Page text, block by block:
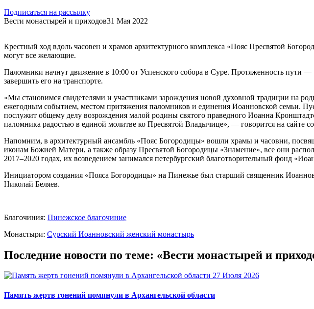
Подписаться на рассылку
Вести монастырей и приходов31 Мая 2022
Крестный ход вдоль часовен и храмов архитектурного комплекса «Пояс Пресвятой
могут все желающие.
Паломники начнут движение в 10:00 от Успенского собора в Суре. Протяженность пути —
завершить его на транспорте.
«Мы становимся свидетелями и участниками зарождения новой духовной традиции на
ежегодным событием, местом притяжения паломников и единения Иоанновской семьи.
послужит общему делу возрождения малой родины святого праведного Иоанна
паломника радостью в единой молитве ко Пресвятой Владычице», — говорится на сайте
Напомним, в архитектурный ансамбль «Пояс Богородицы» вошли храмы и часовни,
иконам Божией Матери, а также образу Пресвятой Богородицы «Знамение», все они
2017–2020 годах, их возведением занимался петербургский благотворительный фонд
Инициатором создания «Пояса Богородицы» на Пинежье был старший священник
Николай Беляев.
Благочиния: Пинежское благочиние
Монастыри: Сурский Иоанновский женский монастырь
Последние новости по теме: «Вести монастырей и
27 Июля 2026
Память жертв гонений помянули в Архангельской области